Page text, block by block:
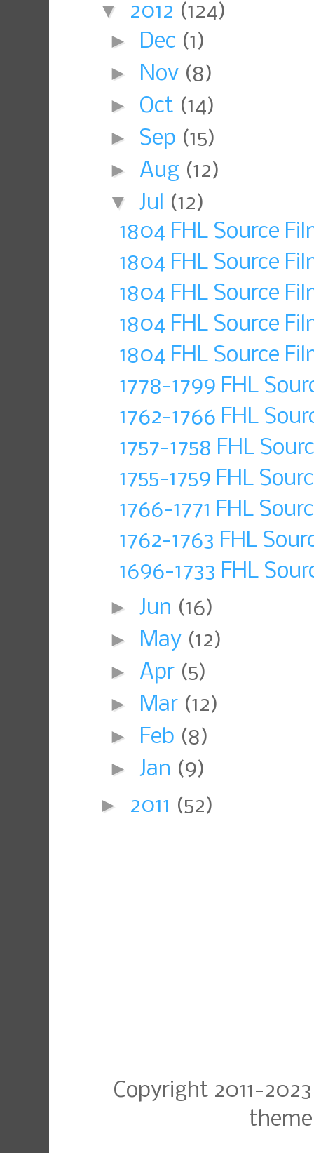
▼ 2012 (124)
► Dec (1)
► Nov (8)
► Oct (14)
► Sep (15)
► Aug (12)
▼ Jul (12)
1804 FHL Source
1804 FHL Source
1804 FHL Source
1804 FHL Source
1804 FHL Source
1778-1799 FHL
1762-1766 FHL
1757-1758 FHL
1755-1759 FHL
1766-1771 FHL
1762-1763 FHL
1696-1733 FHL
► Jun (16)
► May (12)
► Apr (5)
► Mar (12)
► Feb (8)
► Jan (9)
► 2011 (52)
Copyright 2011-